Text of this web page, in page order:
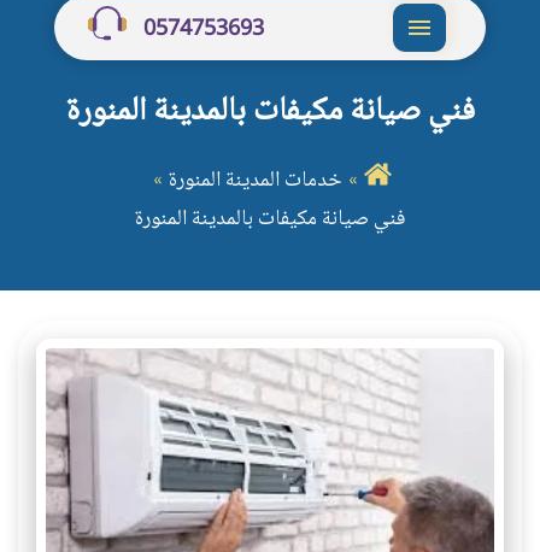
شركة
كلين
0574753693
فني صيانة مكيفات بالمدينة المنورة
خدمات المدينة المنورة
فني صيانة مكيفات بالمدينة المنورة